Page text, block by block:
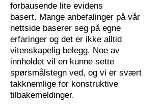
forbausende lite evidens
basert. Mange anbefalinger på vår
nettside baserer seg på egne
erfaringer og det er ikke alltid
vitenskapelig belegg. Noe av
innholdet vil en kunne sette
spørsmålstegn ved, og vi er svært
takknemlige for konstruktive
tilbakemeldinger.